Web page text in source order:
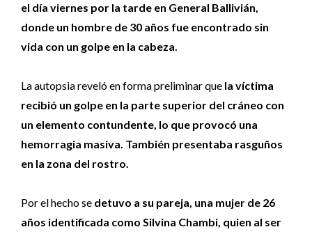
el día viernes por la tarde en General Ballivián,
donde un hombre de 30 años fue encontrado sin
vida con un golpe en la cabeza.
La autopsia reveló en forma preliminar que la víctima
recibió un golpe en la parte superior del cráneo con
un elemento contundente, lo que provocó una
hemorragia masiva. También presentaba rasguños
en la zona del rostro.
Por el hecho se detuvo a su pareja, una mujer de 26
años identificada como Silvina Chambi, quien al ser